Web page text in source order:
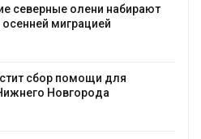
северные олени набирают
осенней миграцией
сбор помощи для
Новгорода